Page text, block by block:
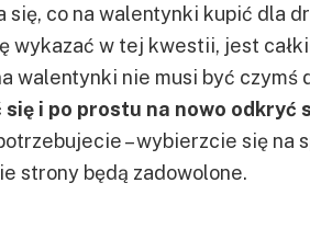
się, co na walentynki kupić dla
wykazać w tej kwestii, jest
walentynki nie musi być czymś
i po prostu na nowo odkryć
– wybierzcie się na
strony będą zadowolone.